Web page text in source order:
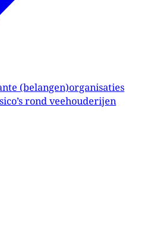
(belangen)organisaties
rond veehouderijen